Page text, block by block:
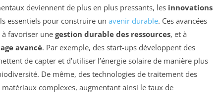
deviennent de plus en plus pressants, les innovations
essentiels pour construire un avenir durable. Ces avancées
à favoriser une gestion durable des ressources, et à
avancé. Par exemple, des start-ups développent des
de capter et d’utiliser l’énergie solaire de manière plus
De même, des technologies de traitement des
complexes, augmentant ainsi le taux de